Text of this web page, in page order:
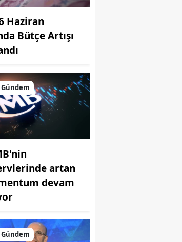
Haziran
Bütçe Artışı
Gündem
artan
devam
Gündem